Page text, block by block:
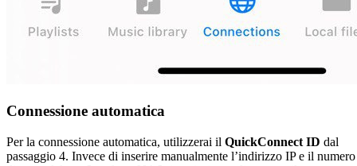
Connessione automatica
Per la connessione automatica, utilizzerai il QuickConnect ID dal
passaggio 4. Invece di inserire manualmente l’indirizzo IP e il numero